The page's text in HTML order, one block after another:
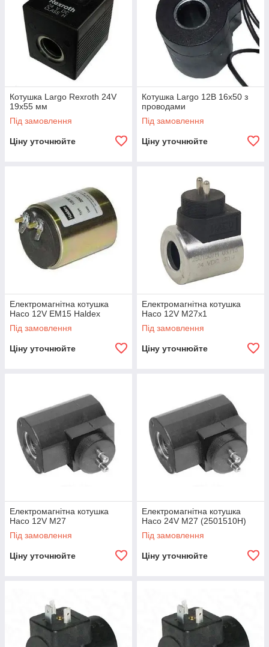
Котушка Largo Rexroth 24V
19x55 мм
Під замовлення
Ціну уточнюйте
Котушка Largo 12В 16x50 з
проводами
Під замовлення
Ціну уточнюйте
Електромагнітна котушка
Haco 12V EM15 Haldex
Під замовлення
Ціну уточнюйте
Електромагнітна котушка
Haco 12V M27x1
Під замовлення
Ціну уточнюйте
Електромагнітна котушка
Haco 12V M27
Під замовлення
Ціну уточнюйте
Електромагнітна котушка
Haco 24V M27 (2501510H)
Під замовлення
Ціну уточнюйте